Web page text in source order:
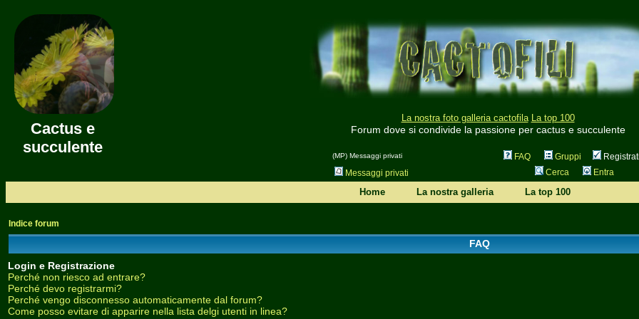
Cactus e
succulente
La nostra foto galleria cactofila La top 100
Forum dove si condivide la passione per cactus e succulente
(MP) Messaggi privati FAQ Gruppi
Messaggi privati
Cerca Entra
Home La nostra galleria La top 100
Indice forum
FAQ
Login e Registrazione
Perché non riesco ad entrare?
Perché devo registrarmi?
Perché vengo disconnesso automaticamente dal forum?
Come posso evitare di apparire nella lista delgi utenti in linea?